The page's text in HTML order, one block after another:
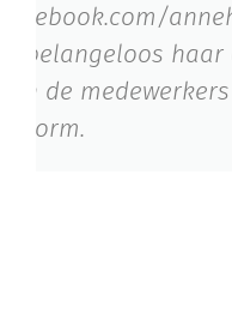
belangeloos haar
en de